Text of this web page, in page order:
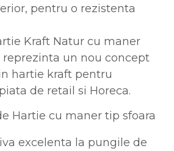
pentru o rezistenta
Kraft Natur cu maner
un nou concept
hartie kraft pentru
de retail si Horeca.
Hartie cu maner tip sfoara
excelenta la pungile de